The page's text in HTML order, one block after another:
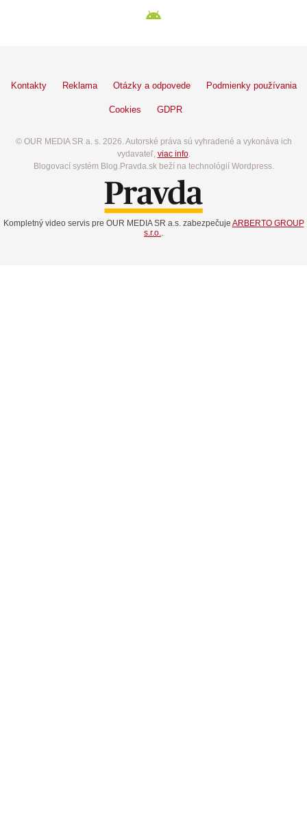
Kontakty Reklama Otázky a odpovede Podmienky používania
Cookies GDPR
© OUR MEDIA SR a. s. 2026. Autorské práva sú vyhradené a vykonáva ich
vydavateľ, viac info.
Blogovací systém Blog.Pravda.sk beží na technológií Wordpress.
Kompletný video servis pre OUR MEDIA SR a.s. zabezpečuje ARBERTO GROUP
s.r.o.